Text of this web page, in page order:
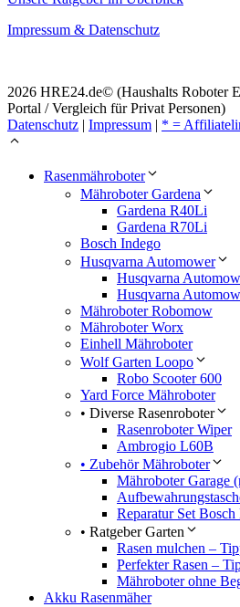
Impressum & Datenschutz
2026 HRE24.de© (Haushalts Roboter
Portal / Vergleich für Privat Personen)
Datenschutz | Impressum | * =
Rasenmähroboter
Mähroboter Gardena
Gardena R40Li
Gardena R70Li
Bosch Indego
Husqvarna Automower
Husqvarna
Husqvarna
Mähroboter Robomow
Mähroboter Worx
Einhell Mähroboter
Wolf Garten Loopo
Robo Scooter 600
Yard Force Mähroboter
• Diverse Rasenroboter
Rasenroboter Wiper
Ambrogio L60B
• Zubehör Mähroboter
Mähroboter Garage
Reparatur Set
• Ratgeber Garten
Rasen mulchen –
Perfekter Rasen –
Mähroboter ohne
Akku Rasenmäher